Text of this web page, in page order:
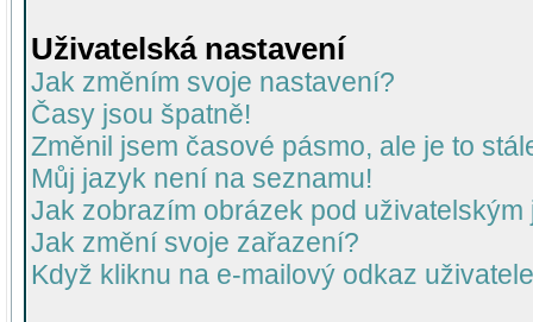
Uživatelská nastavení
Jak změním svoje nastavení?
Časy jsou špatně!
Změnil jsem časové pásmo, ale je to
Můj jazyk není na seznamu!
Jak zobrazím obrázek pod uživatelským
Jak změní svoje zařazení?
Když kliknu na e-mailový odkaz